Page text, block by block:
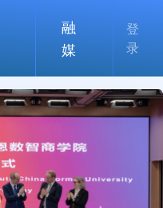
融
媒
登
录